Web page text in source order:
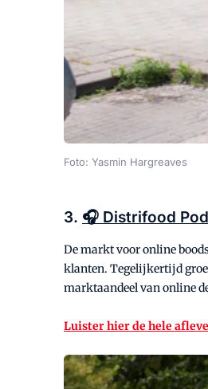
Foto: Yasmin Hargreaves
3. 🎧 Distrifood
De markt voor online
klanten. Tegelijkertijd
marktaandeel van online
Luister hier de hele